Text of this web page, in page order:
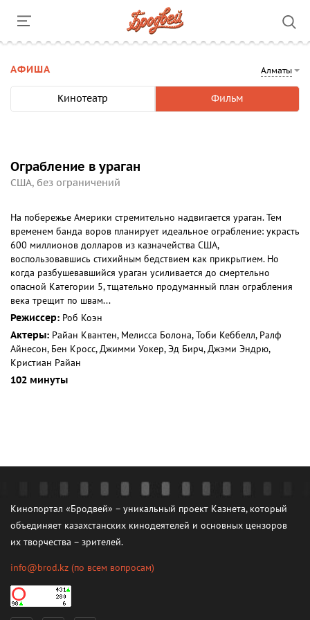
Алматы
АФИША
Кинотеатр Фильм
Ограбление в ураган
США, без ограничений
На побережье Америки стремительно надвигается ураган. Тем
временем банда воров планирует идеальное ограбление: украсть
600 миллионов долларов из казначейства США,
воспользовавшись стихийным бедствием как прикрытием. Но
когда разбушевавшийся ураган усиливается до смертельно
опасной Категории 5, тщательно продуманный план ограбления
века трещит по швам...
Режиссер: Роб Коэн
Актеры: Райан Квантен, Мелисса Болона, Тоби Кеббелл, Ралф
Айнесон, Бен Кросс, Джимми Уокер, Эд Бирч, Джэми Эндрю,
Кристиан Райан
102 минуты
Кинопортал «Бродвей» – уникальный проект Казнета, который
объединяет казахстанских кинодеятелей и основных цензоров
их творчества – зрителей.
info@brod.kz (по всем вопросам)